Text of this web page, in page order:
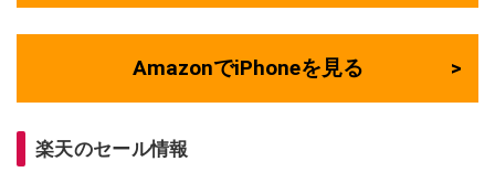
AmazonでiPhoneを見る
楽天のセール情報